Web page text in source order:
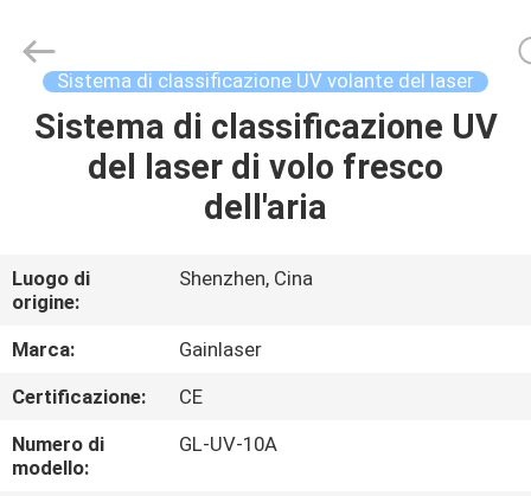
CASA
CIRCA
NOI
GIRO
DELLA
FABBRICA
fornitore.
Copyright
Reserved.
Sistema di classificazione UV volante del laser
Sistema di classificazione UV
del laser di volo fresco
dell'aria
Luogo di
origine:
Shenzhen, Cina
Marca:
Gainlaser
Certificazione:
CE
Numero di
modello:
GL-UV-10A